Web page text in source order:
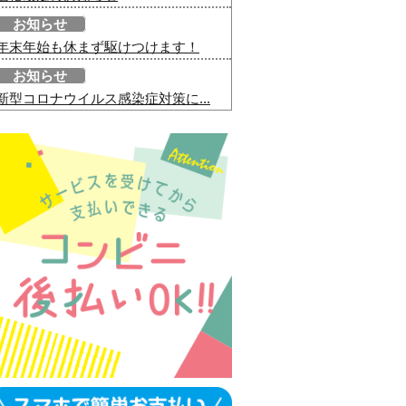
お知らせ
末年始も休まず駆けつけます！
お知らせ
型コロナウイルス感染症対策に...